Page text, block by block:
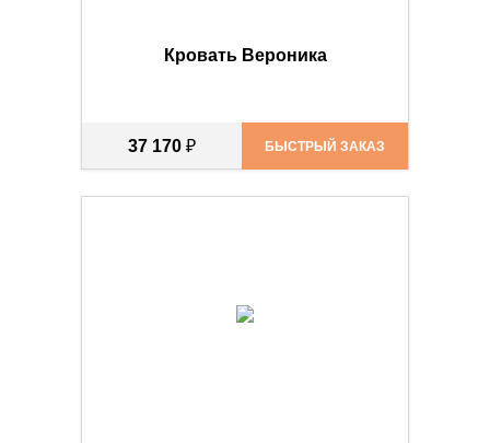
Кровать Вероника
37 170 ₽ БЫСТРЫЙ ЗАКАЗ